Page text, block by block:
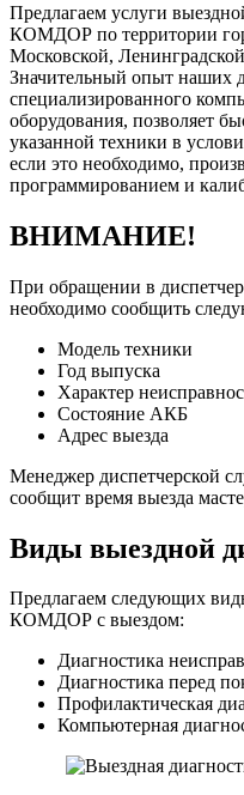
Предлагаем услуги
КОМДОР по территории
Московской,
Значительный опыт наших
специализированного
оборудования, позволяет
указанной техники в
если это необходимо,
программированием и
ВНИМАНИЕ!
При обращении в
необходимо сообщить
Модель техники
Год выпуска
Характер
Состояние АКБ
Адрес выезда
Менеджер диспетчерской
сообщит время выезда
Виды выездной
Предлагаем следующих
КОМДОР с выездом:
Диагностика
Диагностика перед
Профилактическая
Компьютерная